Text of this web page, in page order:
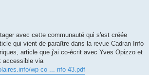
avec cette communauté qui s'est créée
qui vient de paraître dans la revue Cadran-Info
article que j'ai co-écrit avec Yves Opizzo et
accessible via
wp-co ... nfo-43.pdf